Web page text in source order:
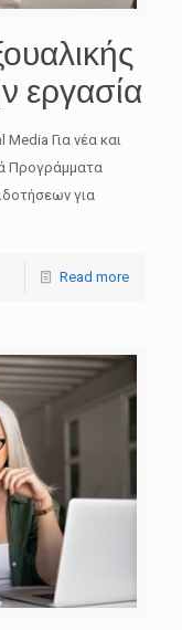
εργασία
Για νέα και
Προγράμματα
για
Read more